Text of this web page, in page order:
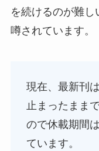
を続けるのが難
噂されています。
現在、最新刊
止まったまま
ので休載期間
ています。